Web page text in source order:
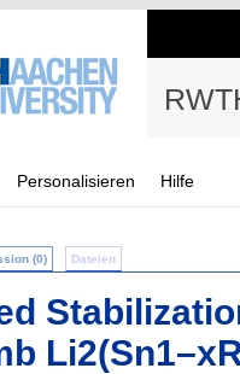
Personalisieren Hilfe
(0) Dateien